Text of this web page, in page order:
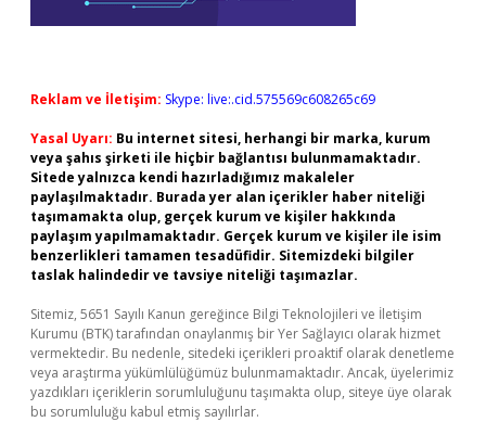
Reklam ve İletişim: Skype: live:.cid.575569c608265c69
Yasal Uyarı: Bu internet sitesi, herhangi bir marka, kurum
veya şahıs şirketi ile hiçbir bağlantısı bulunmamaktadır.
Sitede yalnızca kendi hazırladığımız makaleler
paylaşılmaktadır. Burada yer alan içerikler haber niteliği
taşımamakta olup, gerçek kurum ve kişiler hakkında
paylaşım yapılmamaktadır. Gerçek kurum ve kişiler ile isim
benzerlikleri tamamen tesadüfidir. Sitemizdeki bilgiler
taslak halindedir ve tavsiye niteliği taşımazlar.
Sitemiz, 5651 Sayılı Kanun gereğince Bilgi Teknolojileri ve İletişim
Kurumu (BTK) tarafından onaylanmış bir Yer Sağlayıcı olarak hizmet
vermektedir. Bu nedenle, sitedeki içerikleri proaktif olarak denetleme
veya araştırma yükümlülüğümüz bulunmamaktadır. Ancak, üyelerimiz
yazdıkları içeriklerin sorumluluğunu taşımakta olup, siteye üye olarak
bu sorumluluğu kabul etmiş sayılırlar.